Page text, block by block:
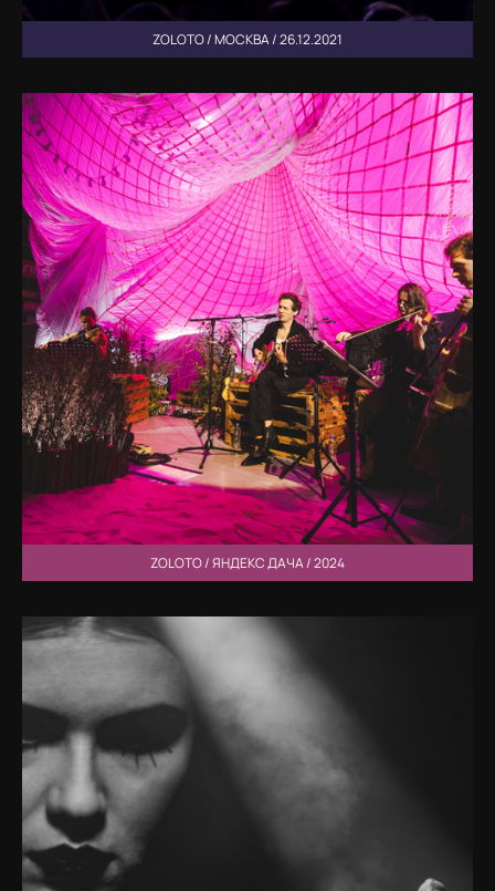
ZOLOTO / МОСКВА / 26.12.2021
ZOLOTO / ЯНДЕКС ДАЧА / 2024